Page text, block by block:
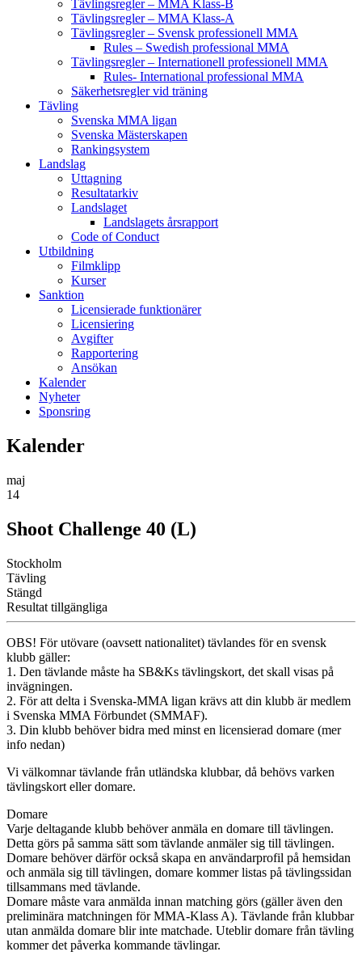
Tävlingsregler – MMA Klass-B
Tävlingsregler – MMA Klass-A
Tävlingsregler – Svensk professionell MMA
Rules – Swedish professional MMA
Tävlingsregler – Internationell professionell MMA
Rules- International professional MMA
Säkerhetsregler vid träning
Tävling
Svenska MMA ligan
Svenska Mästerskapen
Rankingsystem
Landslag
Uttagning
Resultatarkiv
Landslaget
Landslagets årsrapport
Code of Conduct
Utbildning
Filmklipp
Kurser
Sanktion
Licensierade funktionärer
Licensiering
Avgifter
Rapportering
Ansökan
Kalender
Nyheter
Sponsring
Kalender
maj
14
Shoot Challenge 40 (L)
Stockholm
Tävling
Stängd
Resultat tillgängliga
OBS! För utövare (oavsett nationalitet) tävlandes för en svensk
klubb gäller:
1. Den tävlande måste ha SB&Ks tävlingskort, det skall visas på
invägningen.
2. För att delta i Svenska-MMA ligan krävs att din klubb är medlem
i Svenska MMA Förbundet (SMMAF).
3. Din klubb behöver bidra med minst en licensierad domare (mer
info nedan)
Vi välkomnar tävlande från utländska klubbar, då behövs varken
tävlingskort eller domare.
Domare
Varje deltagande klubb behöver anmäla en domare till tävlingen.
Detta görs på samma sätt som tävlande anmäler sig till tävlingen.
Domare behöver därför också skapa en användarprofil på hemsidan
och anmäla sig till tävlingen, domare kommer listas på tävlingssidan
tillsammans med tävlande.
Domare måste vara anmälda innan matching görs (gäller även den
preliminära matchningen för MMA-Klass A). Tävlande från klubbar
utan anmälda domare blir inte matchade. Uteblir domare från tävling
kommer det påverka kommande tävlingar.